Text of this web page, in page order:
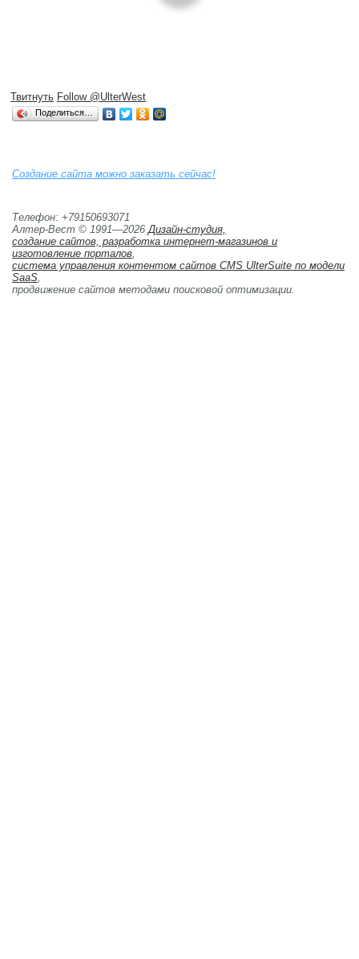
Твитнуть Follow @UlterWest
Поделиться…
Создание сайта можно заказать сейчас!
Телефон: +79150693071
Алтер-Вест © 1991—2026Дизайн-студия,
создание сайтов, разработка интернет-магазинов и
изготовление порталов,
система управления контентом сайтов CMS UlterSuite по модели
SaaS,
продвижение сайтов методами поисковой оптимизации.